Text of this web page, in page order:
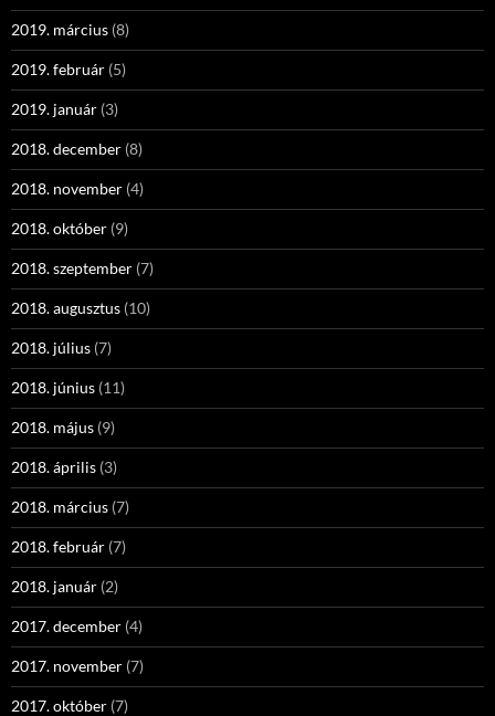
2019. március (8)
2019. február (5)
2019. január (3)
2018. december (8)
2018. november (4)
2018. október (9)
2018. szeptember (7)
2018. augusztus (10)
2018. július (7)
2018. június (11)
2018. május (9)
2018. április (3)
2018. március (7)
2018. február (7)
2018. január (2)
2017. december (4)
2017. november (7)
2017. október (7)